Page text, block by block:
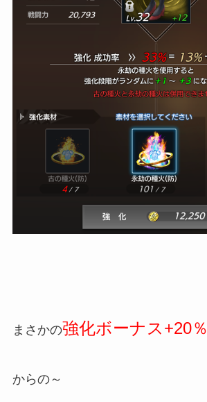
まさかの強化ボーナス+20％
からの～